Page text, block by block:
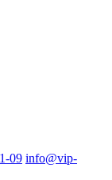
09 info@vip-